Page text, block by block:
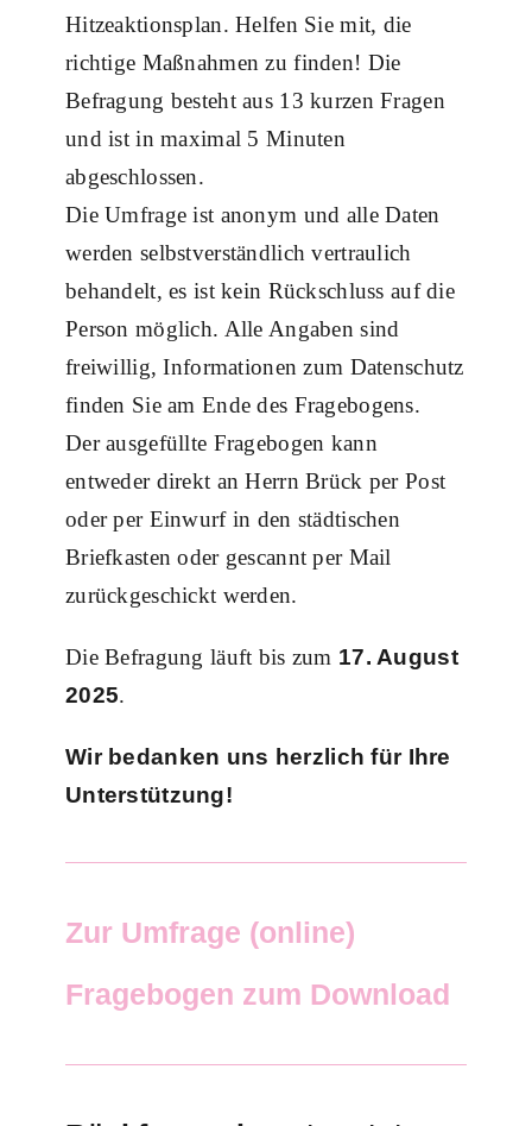
Hitzeaktionsplan. Helfen Sie mit, die
richtige Maßnahmen zu finden! Die
Befragung besteht aus 13 kurzen Fragen
und ist in maximal 5 Minuten
abgeschlossen.
Die Umfrage ist anonym und alle Daten
werden selbstverständlich vertraulich
behandelt, es ist kein Rückschluss auf die
Person möglich. Alle Angaben sind
freiwillig, Informationen zum Datenschutz
finden Sie am Ende des Fragebogens.
Der ausgefüllte Fragebogen kann
entweder direkt an Herrn Brück per Post
oder per Einwurf in den städtischen
Briefkasten oder gescannt per Mail
zurückgeschickt werden.
Die Befragung läuft bis zum 17. August
2025.
Wir bedanken uns herzlich für Ihre
Unterstützung!
Zur Umfrage (online)
Fragebogen zum Download